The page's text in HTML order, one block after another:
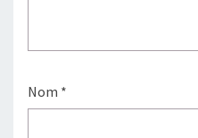
Nom *